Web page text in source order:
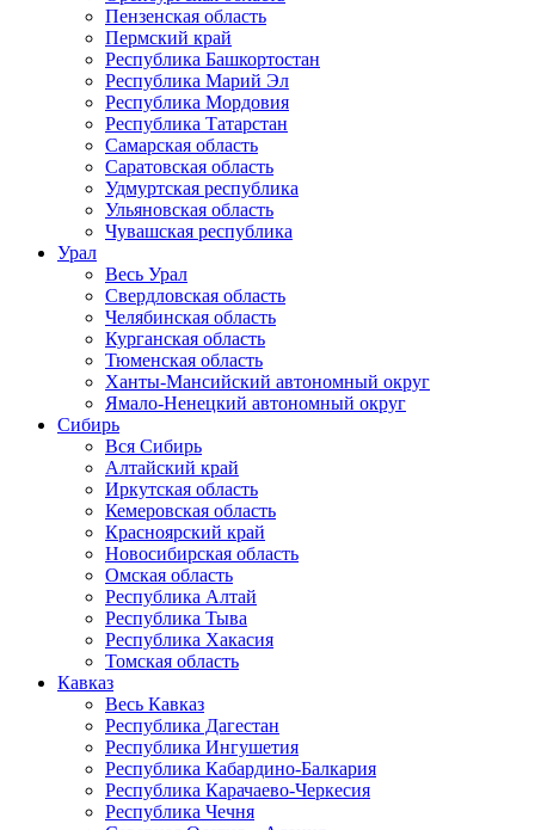
Пензенская область
Пермский край
Республика Башкортостан
Республика Марий Эл
Республика Мордовия
Республика Татарстан
Самарская область
Саратовская область
Удмуртская республика
Ульяновская область
Чувашская республика
Урал
Весь Урал
Свердловская область
Челябинская область
Курганская область
Тюменская область
Ханты-Мансийский автономный округ
Ямало-Ненецкий автономный округ
Сибирь
Вся Сибирь
Алтайский край
Иркутская область
Кемеровская область
Красноярский край
Новосибирская область
Омская область
Республика Алтай
Республика Тыва
Республика Хакасия
Томская область
Кавказ
Весь Кавказ
Республика Дагестан
Республика Ингушетия
Республика Кабардино-Балкария
Республика Карачаево-Черкесия
Республика Чечня